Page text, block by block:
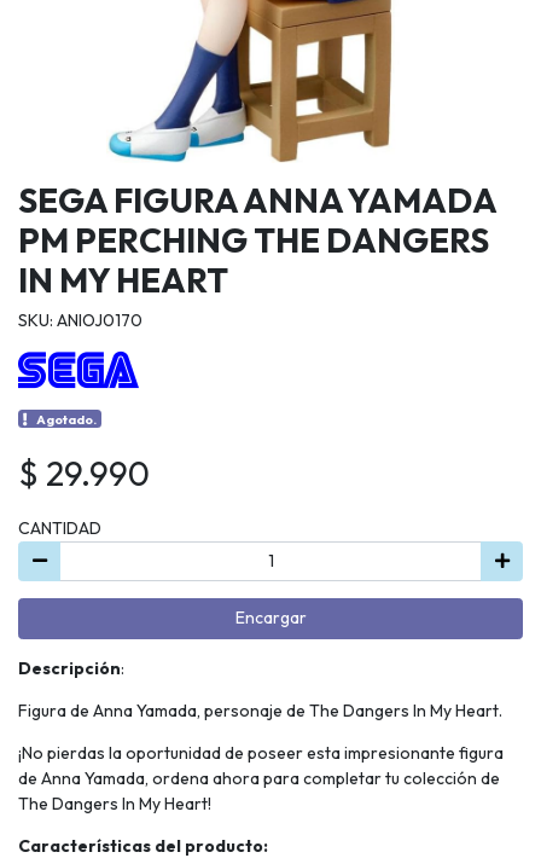
SEGA FIGURA ANNA YAMADA
PM PERCHING THE DANGERS
IN MY HEART
SKU: ANIOJ0170
Agotado.
$ 29.990
CANTIDAD
Encargar
Descripción:
Figura de Anna Yamada, personaje de The Dangers In My Heart.
¡No pierdas la oportunidad de poseer esta impresionante figura
de Anna Yamada, ordena ahora para completar tu colección de
The Dangers In My Heart!
Características del producto: